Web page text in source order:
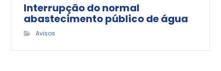
Interrupção do normal
abastecimento público de água
Avisos